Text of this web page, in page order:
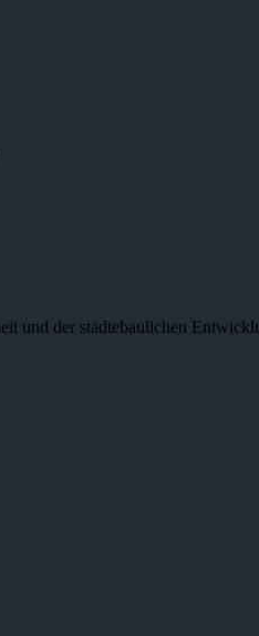
und der städtebaulichen